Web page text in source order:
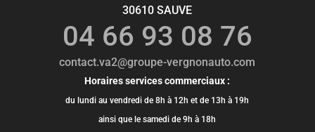
30610 SAUVE
04 66 93 08 76
contact.va2@groupe-vergnonauto.com
Horaires services commerciaux :
du lundi au vendredi de 8h à 12h et de 13h à 19h
ainsi que le samedi de 9h à 18h